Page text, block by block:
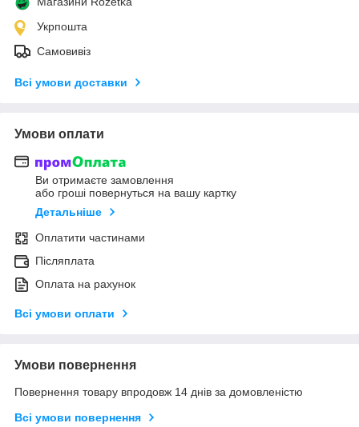
Укрпошта
Самовивіз
Всі умови доставки
Умови оплати
Ви отримаєте замовлення
або гроші повернуться на вашу картку
Детальніше
Оплатити частинами
Післяплата
Оплата на рахунок
Всі умови оплати
Умови повернення
Повернення товару впродовж 14 днів за домовленістю
Всі умови повернення